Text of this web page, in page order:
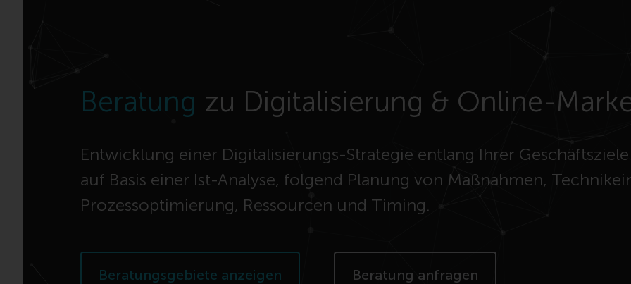
Beratung zu Digitalisierung & Online-
Entwicklung einer Digitalisierungs-Strategie entlang Ihrer
auf Basis einer Ist-Analyse, folgend Planung von Maßnahmen,
Prozessoptimierung, Ressourcen und Timing.
Beratungsgebiete anzeigen Beratung anfragen